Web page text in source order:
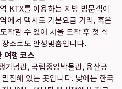
KTX를 이용하는 지방 방문객이
에서 택시로 기본요금 거리, 혹은
착할 수 있어 서울 도착 후 첫 식
소로도 안성맞춤입니다.
여행 코스
기념관, 국립중앙박물관, 용산공
집해 있는 곳입니다. 낮에는 한국